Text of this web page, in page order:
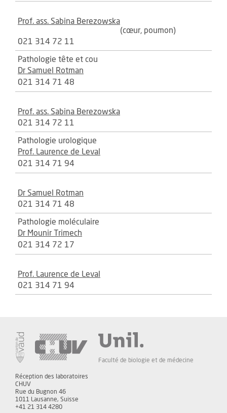
Prof. ass. Sabina Berezowska
(cœur, poumon)
021 314 72 11
Pathologie tête et cou
Dr Samuel Rotman
021 314 71 48
Prof. ass. Sabina Berezowska
021 314 72 11
Pathologie urologique
Prof. Laurence de Leval
021 314 71 94
Dr Samuel Rotman
021 314 71 48
Pathologie moléculaire
Dr Mounir Trimech
021 314 72 17
Prof. Laurence de Leval
021 314 71 94
Faculté de biologie et de médecine
Réception des laboratoires
CHUV
Rue du Bugnon 46
1011 Lausanne, Suisse
+41 21 314 4280